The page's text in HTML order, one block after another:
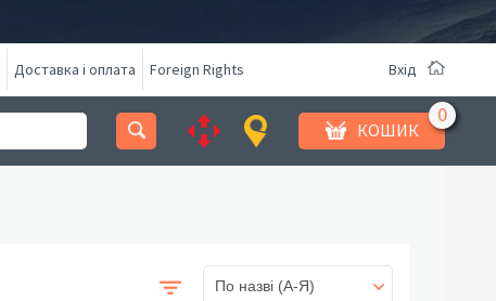
Доставка і оплата Foreign Rights Вхід
КОШИК
По назві (A-Я)